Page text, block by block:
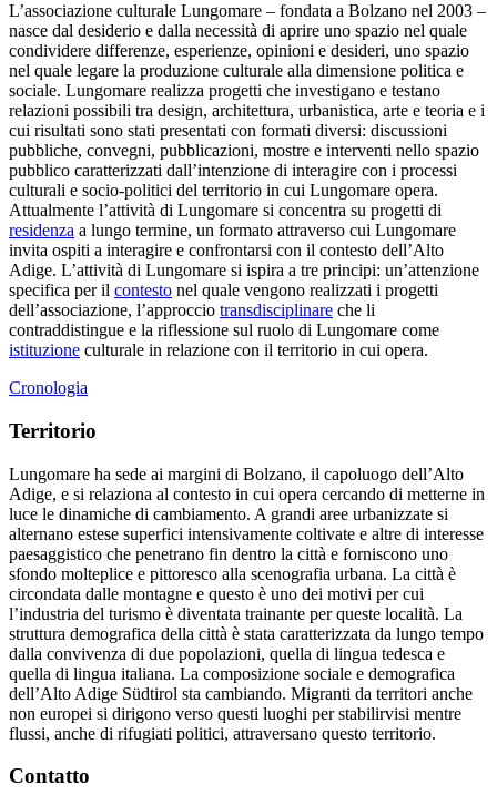
L’associazione culturale Lungomare – fondata a Bolzano nel 2003 –
nasce dal desiderio e dalla necessità di aprire uno spazio nel quale
condividere differenze, esperienze, opinioni e desideri, uno spazio
nel quale legare la produzione culturale alla dimensione politica e
sociale. Lungomare realizza progetti che investigano e testano
relazioni possibili tra design, architettura, urbanistica, arte e teoria e i
cui risultati sono stati presentati con formati diversi: discussioni
pubbliche, convegni, pubblicazioni, mostre e interventi nello spazio
pubblico caratterizzati dall’intenzione di interagire con i processi
culturali e socio-politici del territorio in cui Lungomare opera.
Attualmente l’attività di Lungomare si concentra su progetti di
residenza a lungo termine, un formato attraverso cui Lungomare
invita ospiti a interagire e confrontarsi con il contesto dell’Alto
Adige. L’attività di Lungomare si ispira a tre principi: un’attenzione
specifica per il contesto nel quale vengono realizzati i progetti
dell’associazione, l’approccio transdisciplinare che li
contraddistingue e la riflessione sul ruolo di Lungomare come
istituzione culturale in relazione con il territorio in cui opera.
Cronologia
Territorio
Lungomare ha sede ai margini di Bolzano, il capoluogo dell’Alto
Adige, e si relaziona al contesto in cui opera cercando di metterne in
luce le dinamiche di cambiamento. A grandi aree urbanizzate si
alternano estese superfici intensivamente coltivate e altre di interesse
paesaggistico che penetrano fin dentro la città e forniscono uno
sfondo molteplice e pittoresco alla scenografia urbana. La città è
circondata dalle montagne e questo è uno dei motivi per cui
l’industria del turismo è diventata trainante per queste località. La
struttura demografica della città è stata caratterizzata da lungo tempo
dalla convivenza di due popolazioni, quella di lingua tedesca e
quella di lingua italiana. La composizione sociale e demografica
dell’Alto Adige Südtirol sta cambiando. Migranti da territori anche
non europei si dirigono verso questi luoghi per stabilirvisi mentre
flussi, anche di rifugiati politici, attraversano questo territorio.
Contatto